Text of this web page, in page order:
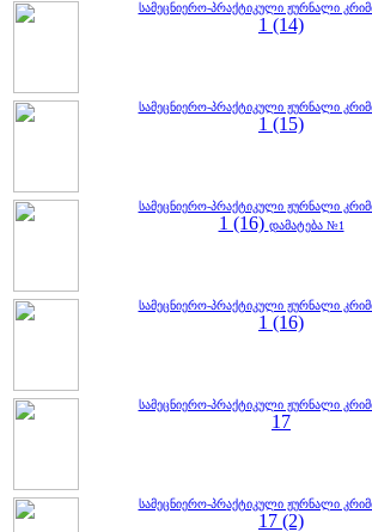
სამეცნიერო-პრაქტიკული ჟურნალი
1 (14)
სამეცნიერო-პრაქტიკული ჟურნალი
1 (15)
სამეცნიერო-პრაქტიკული ჟურნალი
1 (16) დამატება №1
სამეცნიერო-პრაქტიკული ჟურნალი
1 (16)
სამეცნიერო-პრაქტიკული ჟურნალი
17
სამეცნიერო-პრაქტიკული ჟურნალი
17 (2)